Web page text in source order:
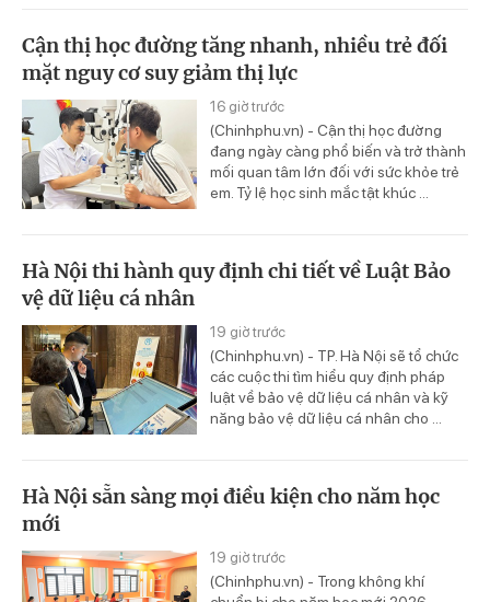
Cận thị học đường tăng nhanh, nhiều trẻ đối
mặt nguy cơ suy giảm thị lực
16 giờ trước
(Chinhphu.vn) - Cận thị học đường
đang ngày càng phổ biến và trở thành
mối quan tâm lớn đối với sức khỏe trẻ
em. Tỷ lệ học sinh mắc tật khúc ...
Hà Nội thi hành quy định chi tiết về Luật Bảo
vệ dữ liệu cá nhân
19 giờ trước
(Chinhphu.vn) - TP. Hà Nội sẽ tổ chức
các cuộc thi tìm hiểu quy định pháp
luật về bảo vệ dữ liệu cá nhân và kỹ
năng bảo vệ dữ liệu cá nhân cho ...
Hà Nội sẵn sàng mọi điều kiện cho năm học
mới
19 giờ trước
(Chinhphu.vn) - Trong không khí